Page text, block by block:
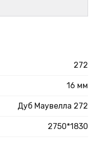
272
16 мм
Дуб Маувелла 272
2750*1830